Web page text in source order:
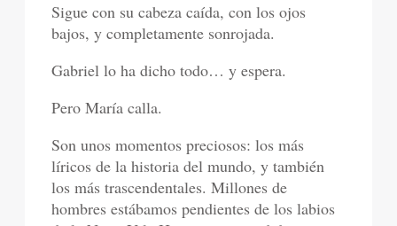
Sigue con su cabeza caída, con los ojos
bajos, y completamente sonrojada.
Gabriel lo ha dicho todo… y espera.
Pero María calla.
Son unos momentos preciosos: los más
líricos de la historia del mundo, y también
los más trascendentales. Millones de
hombres estábamos pendientes de los labios